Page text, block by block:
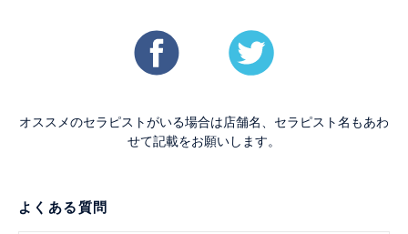
オススメのセラピストがいる場合は店舗名、セラピスト名もあわ
せて記載をお願いします。
よくある質問